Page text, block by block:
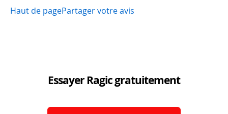
Haut de pagePartager votre avis
Essayer Ragic gratuitement